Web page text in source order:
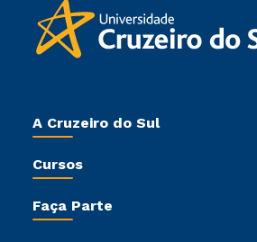
A Cruzeiro do Sul
Sala de Imprensa
Sou Colaborador
Cursos
Pós-graduação
Faça Parte